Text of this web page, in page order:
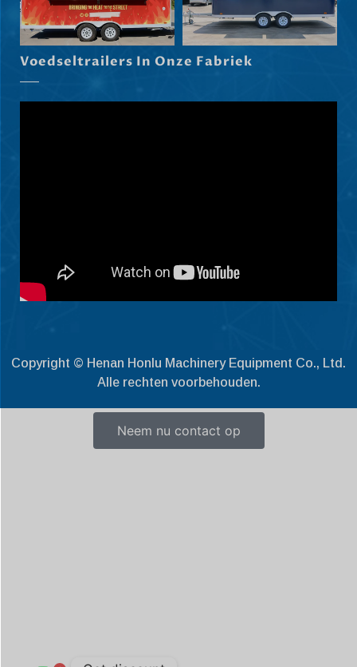
Voedseltrailers In Onze Fabriek
Copyright © Henan Honlu Machinery Equipment Co., Ltd.
Alle rechten voorbehouden.
Neem nu contact op
Shqip
Македонски јазик
Ελληνικά
Čeština
Dansk
Norsk bokmål
Slovenčina